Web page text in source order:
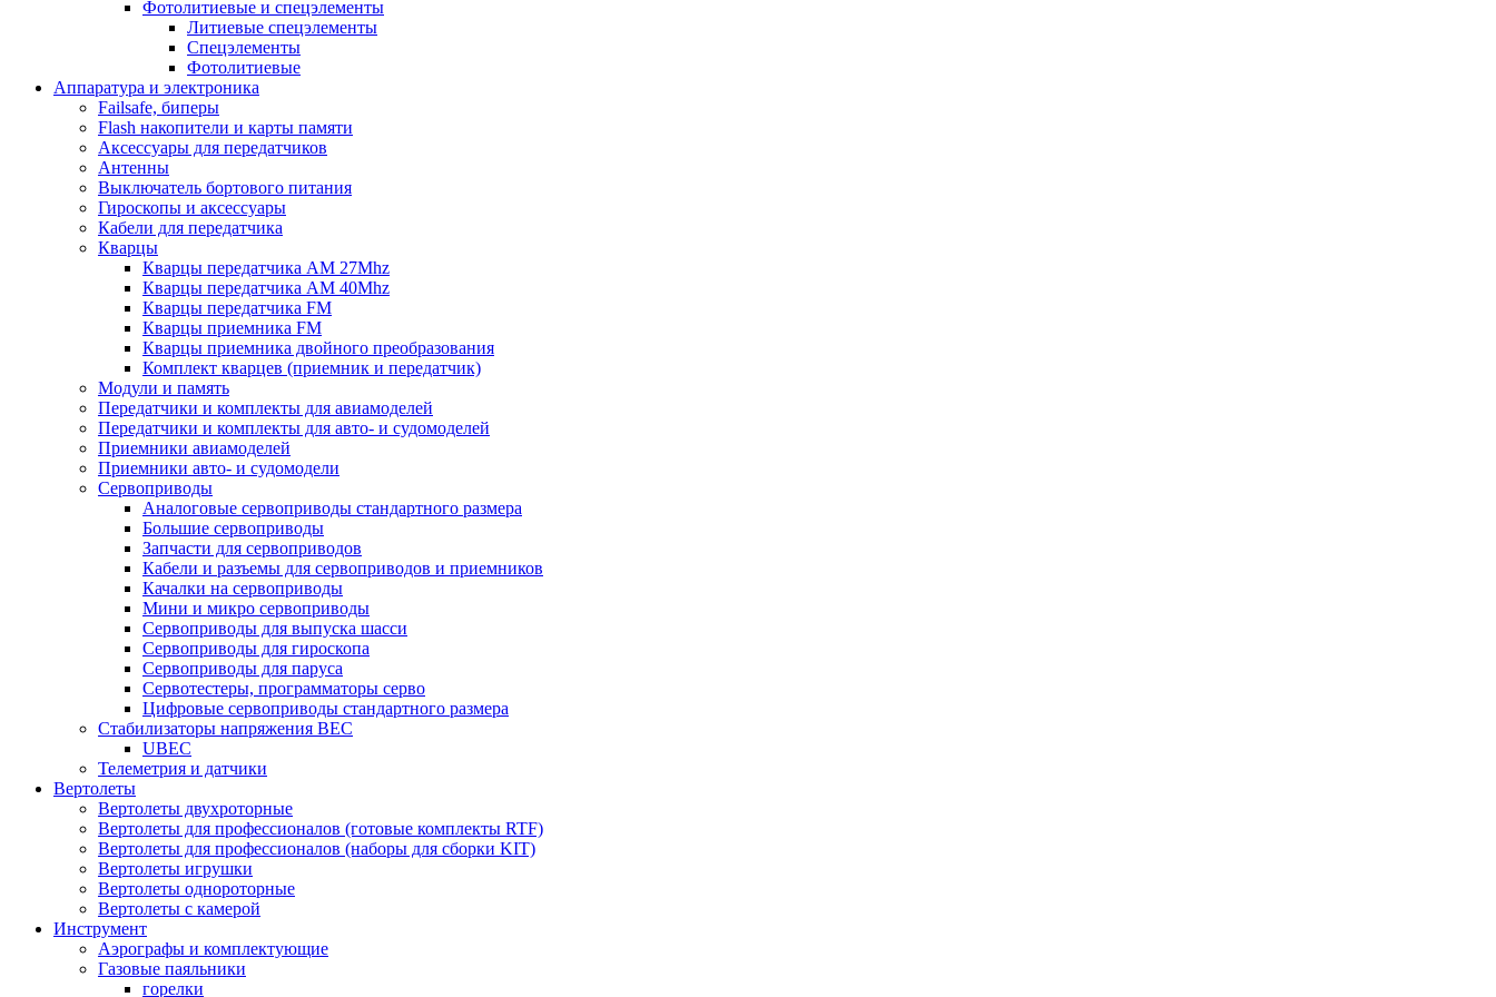
Фотолитиевые и спецэлементы
Литиевые спецэлементы
Спецэлементы
Фотолитиевые
Аппаратура и электроника
Failsafe, биперы
Flash накопители и карты памяти
Аксессуары для передатчиков
Антенны
Выключатель бортового питания
Гироскопы и аксессуары
Кабели для передатчика
Кварцы
Кварцы передатчика AM 27Mhz
Кварцы передатчика AM 40Mhz
Кварцы передатчика FM
Кварцы приемника FM
Кварцы приемника двойного преобразования
Комплект кварцев (приемник и передатчик)
Модули и память
Передатчики и комплекты для авиамоделей
Передатчики и комплекты для авто- и судомоделей
Приемники авиамоделей
Приемники авто- и судомодели
Сервоприводы
Аналоговые сервоприводы стандартного размера
Большие сервоприводы
Запчасти для сервоприводов
Кабели и разъемы для сервоприводов и приемников
Качалки на сервоприводы
Мини и микро сервоприводы
Сервоприводы для выпуска шасси
Сервоприводы для гироскопа
Сервоприводы для паруса
Сервотестеры, программаторы серво
Цифровые сервоприводы стандартного размера
Стабилизаторы напряжения BEC
UBEC
Телеметрия и датчики
Вертолеты
Вертолеты двухроторные
Вертолеты для профессионалов (готовые комплекты RTF)
Вертолеты для профессионалов (наборы для сборки KIT)
Вертолеты игрушки
Вертолеты однороторные
Вертолеты с камерой
Инструмент
Аэрографы и комплектующие
Газовые паяльники
горелки